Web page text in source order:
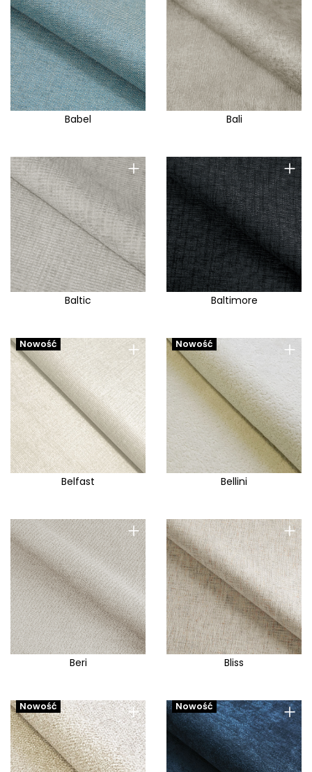
Babel Bali
+
Baltic
+
Baltimore
+
Nowość
Belfast
+
Nowość
Bellini
+
Beri
+
Bliss
+
Nowość +
Nowość